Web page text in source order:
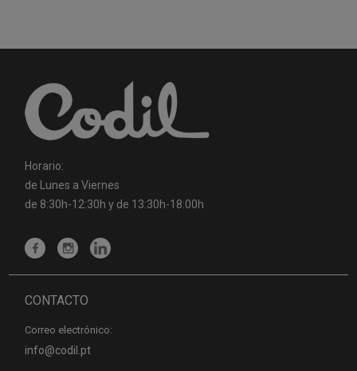
Horario:
de Lunes a Viernes
de 8:30h-12:30h y de 13:30h-18:00h
CONTACTO
Correo electrónico:
info@codil.pt